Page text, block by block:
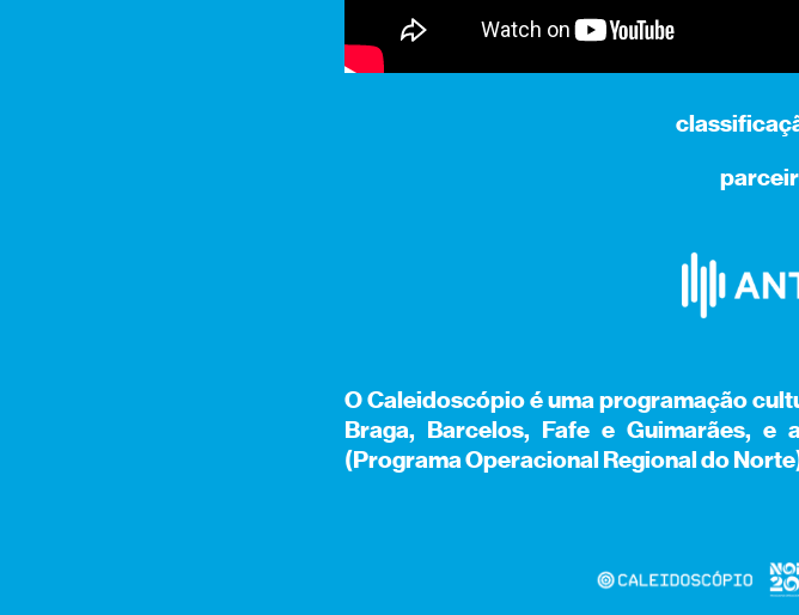
O Caleidoscópio é uma programação
Braga, Barcelos, Fafe e Guimarães,
(Programa Operacional Regional do